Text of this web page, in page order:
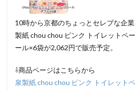
10時から京都のちょっとセレブな企
製紙 chou chou ピンク トイレットペ
ール×6袋が2,062円で販売予定。
⇩商品ページはこちらから
泉製紙 chou chou ピンク トイレット